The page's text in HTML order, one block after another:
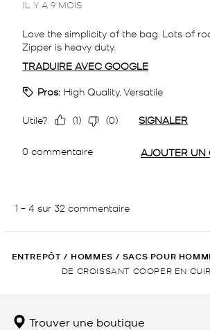
ENTREPÔT / HOMMES / SACS POUR
DE CROISSANT COOPER EN
Trouver une boutique